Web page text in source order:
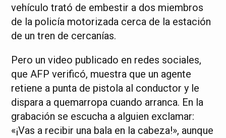
vehículo trató de embestir a dos miembros
de la policía motorizada cerca de la estación
de un tren de cercanías.
Pero un video publicado en redes sociales,
que AFP verificó, muestra que un agente
retiene a punta de pistola al conductor y le
dispara a quemarropa cuando arranca. En la
grabación se escucha a alguien exclamar:
«¡Vas a recibir una bala en la cabeza!», aunque